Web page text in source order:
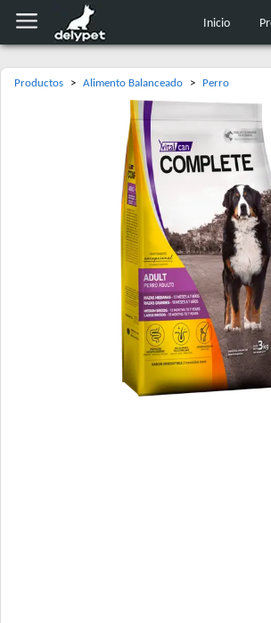
Inicio
Productos > Alimento Balanceado > Perro